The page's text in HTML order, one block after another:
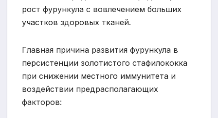
рост фурункула с вовлечением больших
участков здоровых тканей.
Главная причина развития фурункула в
персистенции золотистого стафилококка
при снижении местного иммунитета и
воздействии предрасполагающих
факторов: